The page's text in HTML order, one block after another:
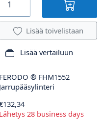
Lisää toivelistaan
Lisää vertailuun
FERODO ® FHM1552
Jarrupääsylinteri
Lähetys 28 business days